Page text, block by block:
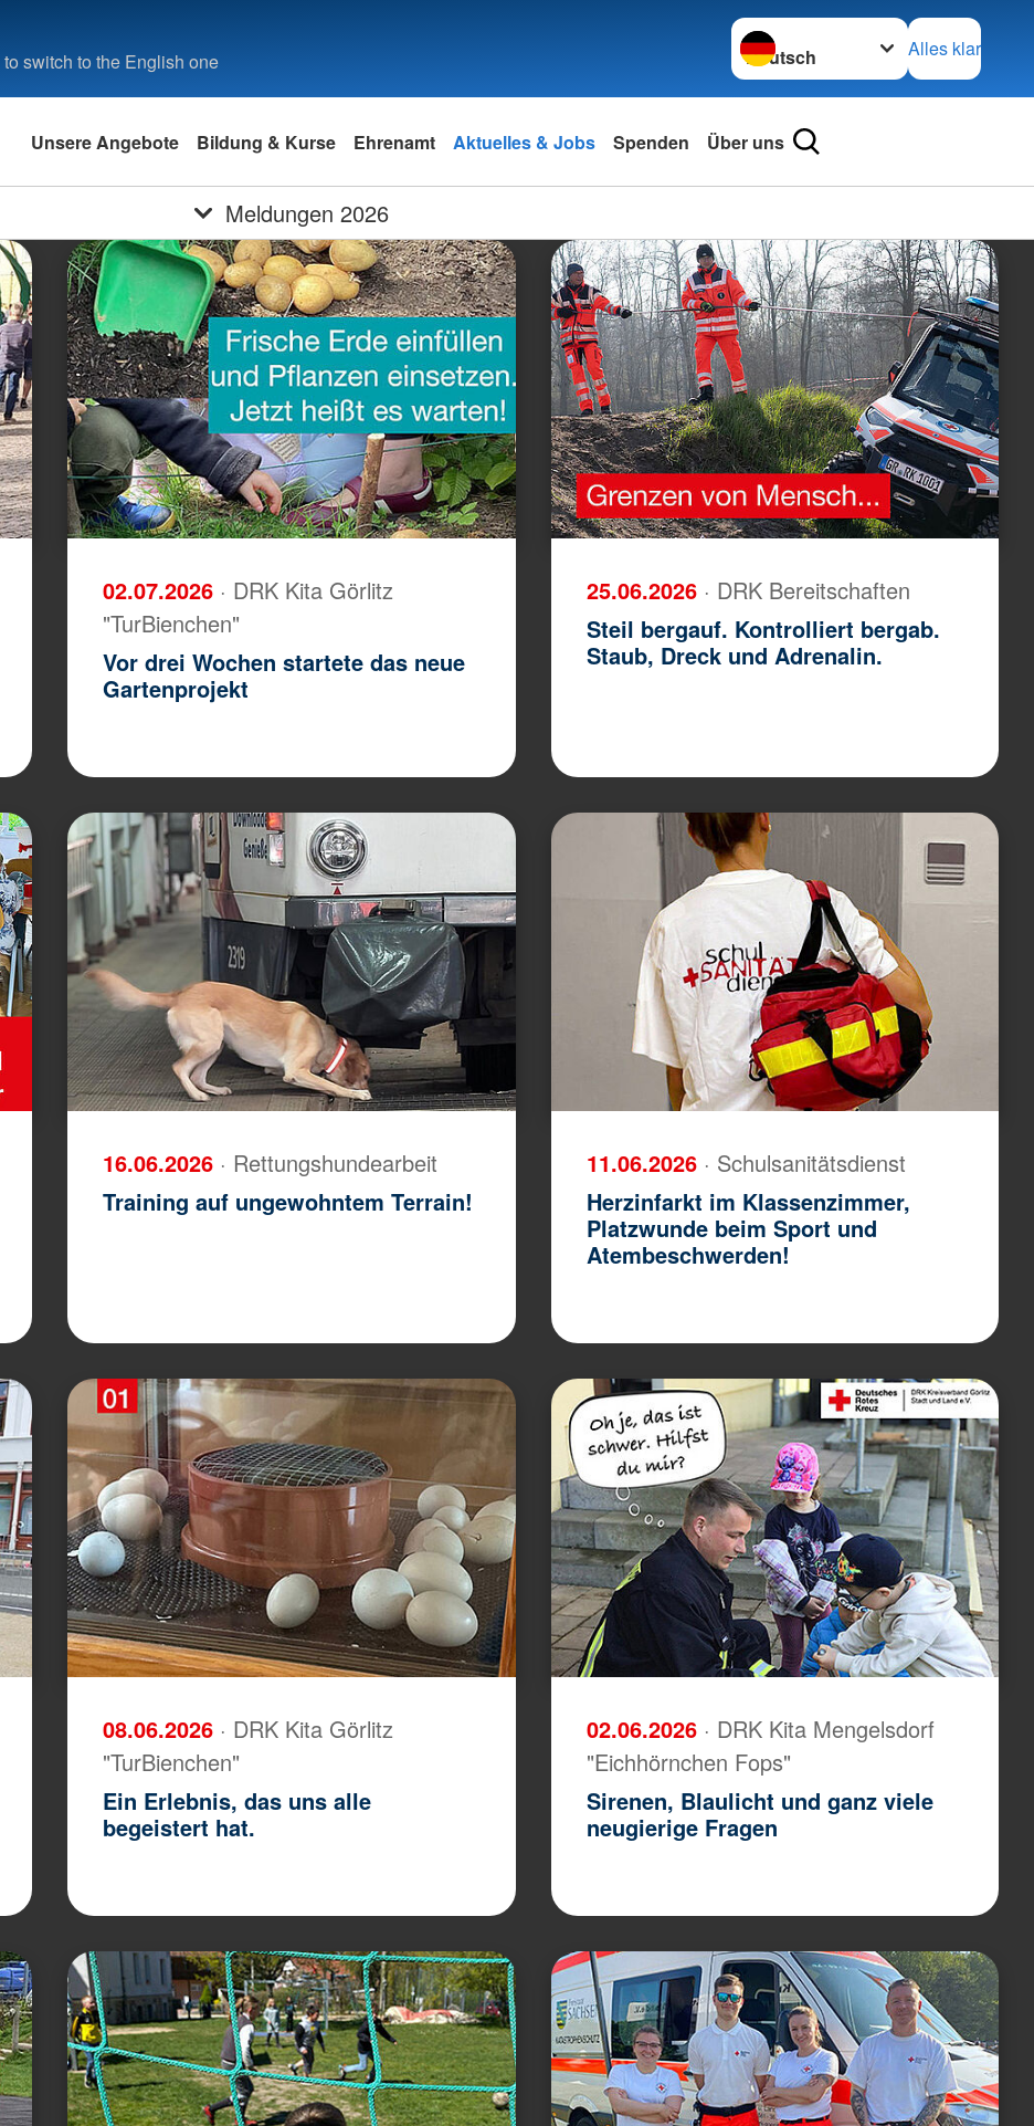
switch to the English one
Sprache wechseln zu
Alles klar
Unsere Angebote Bildung & Kurse Ehrenamt Aktuelles & Jobs Spenden Über uns
Meldungen 2026
02.07.2026 · DRK Kita Görlitz
"TurBienchen"
Vor drei Wochen startete das neue
Gartenprojekt
25.06.2026 · DRK Bereitschaften
Steil bergauf. Kontrolliert bergab.
Staub, Dreck und Adrenalin.
16.06.2026 · Rettungshundearbeit
Training auf ungewohntem Terrain!
11.06.2026 · Schulsanitätsdienst
Herzinfarkt im Klassenzimmer,
Platzwunde beim Sport und
Atembeschwerden!
08.06.2026 · DRK Kita Görlitz
"TurBienchen"
Ein Erlebnis, das uns alle
begeistert hat.
02.06.2026 · DRK Kita Mengelsdorf
"Eichhörnchen Fops"
Sirenen, Blaulicht und ganz viele
neugierige Fragen